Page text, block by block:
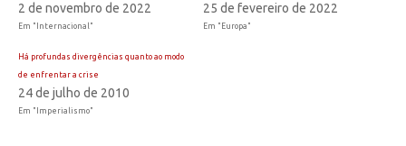
2 de novembro de 2022
Em "Internacional"
25 de fevereiro de 2022
Em "Europa"
Há profundas divergências quanto ao modo
de enfrentar a crise
24 de julho de 2010
Em "Imperialismo"